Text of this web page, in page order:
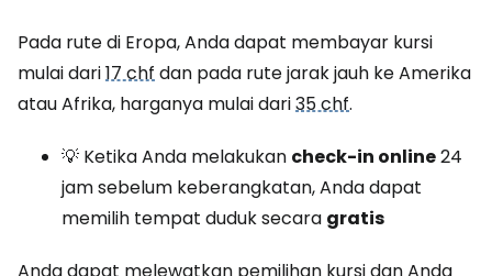
Pada rute di Eropa, Anda dapat membayar kursi
mulai dari17 chfdan pada rute jarak jauh ke Amerika
atau Afrika, harganya mulai dari35 chf.
💡 Ketika Anda melakukan check-in online24
jam sebelum keberangkatan, Anda dapat
memilih tempat duduk secara gratis